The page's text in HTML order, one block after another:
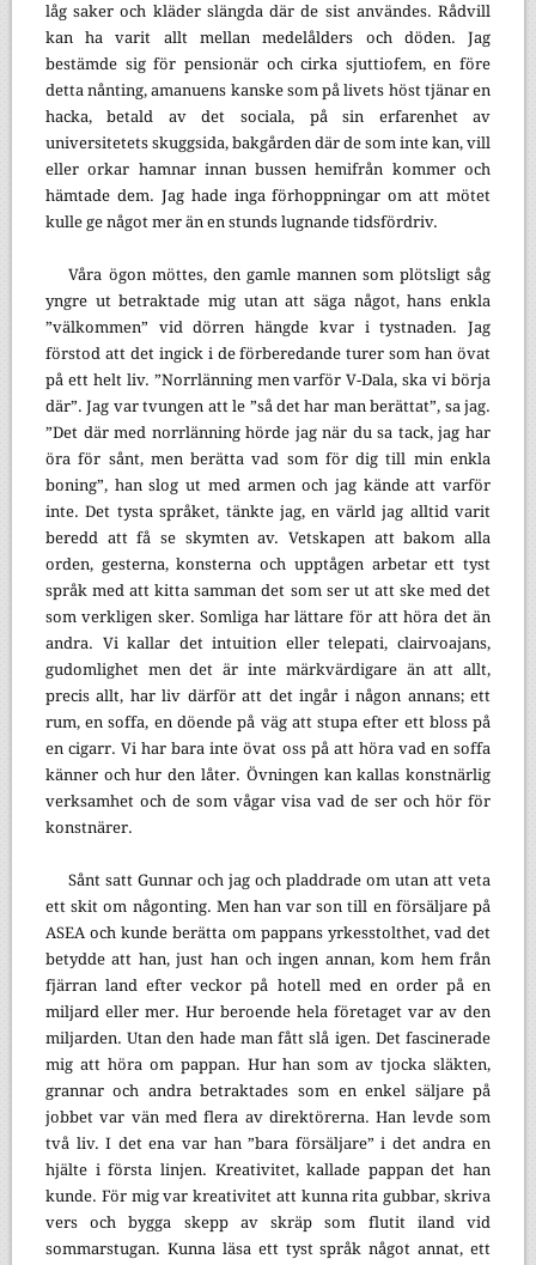
låg saker och kläder slängda där de sist användes. Rådvill
kan ha varit allt mellan medelålders och döden. Jag
bestämde sig för pensionär och cirka sjuttiofem, en före
detta nånting, amanuens kanske som på livets höst tjänar en
hacka, betald av det sociala, på sin erfarenhet av
universitetets skuggsida, bakgården där de som inte kan, vill
eller orkar hamnar innan bussen hemifrån kommer och
hämtade dem. Jag hade inga förhoppningar om att mötet
kulle ge något mer än en stunds lugnande tidsfördriv.
Våra ögon möttes, den gamle mannen som plötsligt såg
yngre ut betraktade mig utan att säga något, hans enkla
”välkommen” vid dörren hängde kvar i tystnaden. Jag
förstod att det ingick i de förberedande turer som han övat
på ett helt liv. ”Norrlänning men varför V-Dala, ska vi börja
där”. Jag var tvungen att le ”så det har man berättat”, sa jag.
”Det där med norrlänning hörde jag när du sa tack, jag har
öra för sånt, men berätta vad som för dig till min enkla
boning”, han slog ut med armen och jag kände att varför
inte. Det tysta språket, tänkte jag, en värld jag alltid varit
beredd att få se skymten av. Vetskapen att bakom alla
orden, gesterna, konsterna och upptågen arbetar ett tyst
språk med att kitta samman det som ser ut att ske med det
som verkligen sker. Somliga har lättare för att höra det än
andra. Vi kallar det intuition eller telepati, clairvoajans,
gudomlighet men det är inte märkvärdigare än att allt,
precis allt, har liv därför att det ingår i någon annans; ett
rum, en soffa, en döende på väg att stupa efter ett bloss på
en cigarr. Vi har bara inte övat oss på att höra vad en soffa
känner och hur den låter. Övningen kan kallas konstnärlig
verksamhet och de som vågar visa vad de ser och hör för
konstnärer.
Sånt satt Gunnar och jag och pladdrade om utan att veta
ett skit om någonting. Men han var son till en försäljare på
ASEA och kunde berätta om pappans yrkesstolthet, vad det
betydde att han, just han och ingen annan, kom hem från
fjärran land efter veckor på hotell med en order på en
miljard eller mer. Hur beroende hela företaget var av den
miljarden. Utan den hade man fått slå igen. Det fascinerade
mig att höra om pappan. Hur han som av tjocka släkten,
grannar och andra betraktades som en enkel säljare på
jobbet var vän med flera av direktörerna. Han levde som
två liv. I det ena var han ”bara försäljare” i det andra en
hjälte i första linjen. Kreativitet, kallade pappan det han
kunde. För mig var kreativitet att kunna rita gubbar, skriva
vers och bygga skepp av skräp som flutit iland vid
sommarstugan. Kunna läsa ett tyst språk något annat, ett